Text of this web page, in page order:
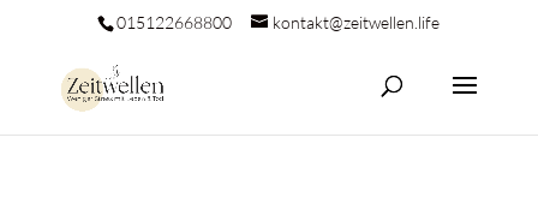
015122668800 kontakt@zeitwellen.life